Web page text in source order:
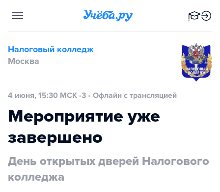
Налоговый колледж
Москва
4 июня, 15:30 МСК -3 • Офлайн с трансляцией
Мероприятие уже
завершено
День открытых дверей Налогового
колледжа